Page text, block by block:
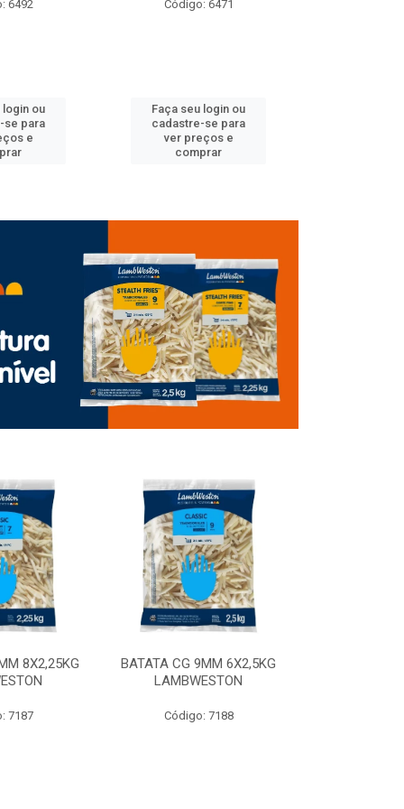
6471
login ou
se para
e
Código: 6489
Faça seu login ou
cadastre-se para
ver preços e
comprar
8X2,25KG
7187
BATATA CG 9MM 6X2,5KG
LAMBWESTON
Código: 7188